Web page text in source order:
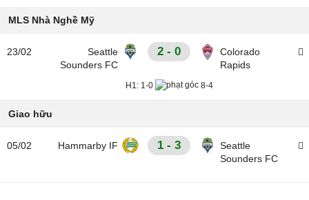
MLS Nhà Nghề Mỹ
23/02
Seattle
Sounders FC
2 - 0
Colorado
Rapids
H1: 1-0 8-4
Giao hữu
05/02 Hammarby IF 1 - 3
Seattle
Sounders FC